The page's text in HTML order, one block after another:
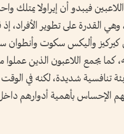
فيبدو أن إيراولا يمتلك
وهي القدرة على تطوير الأفراد،
كيركيز وأليكس سكوت
كما يجمع اللاعبون الذين عملوا
تنافسية شديدة، لكنه في
الإحساس بأهمية أدوارهم